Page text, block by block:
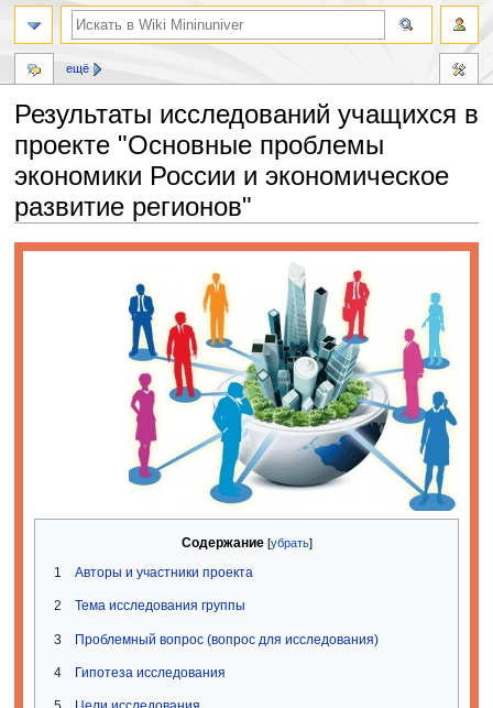
Результаты исследований учащихся в
проекте "Основные проблемы
экономики России и экономическое
развитие регионов"
Перейти
Перейти
Содержание
1
Авторы и участники проекта
2 Тема исследования группы
3 Проблемный вопрос (вопрос для исследования)
4 Гипотеза исследования
ещё